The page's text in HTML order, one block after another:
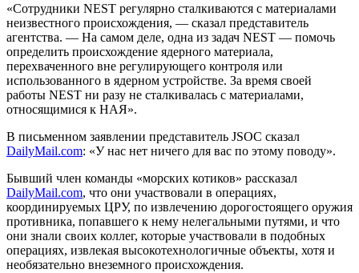
«Сотрудники NEST регулярно сталкиваются с материалами
неизвестного происхождения, — сказал представитель
агентства. — На самом деле, одна из задач NEST — помочь
определить происхождение ядерного материала,
перехваченного вне регулирующего контроля или
использованного в ядерном устройстве. За время своей
работы NEST ни разу не сталкивалась с материалами,
относящимися к НАЯ».
В письменном заявлении представитель JSOC сказал
DailyMail.com: «У нас нет ничего для вас по этому поводу».
Бывший член команды «морских котиков» рассказал
DailyMail.com, что они участвовали в операциях,
координируемых ЦРУ, по извлечению дорогостоящего оружия
противника, попавшего к нему нелегальными путями, и что
они знали своих коллег, которые участвовали в подобных
операциях, извлекая высокотехнологичные объекты, хотя и
необязательно внеземного происхождения.